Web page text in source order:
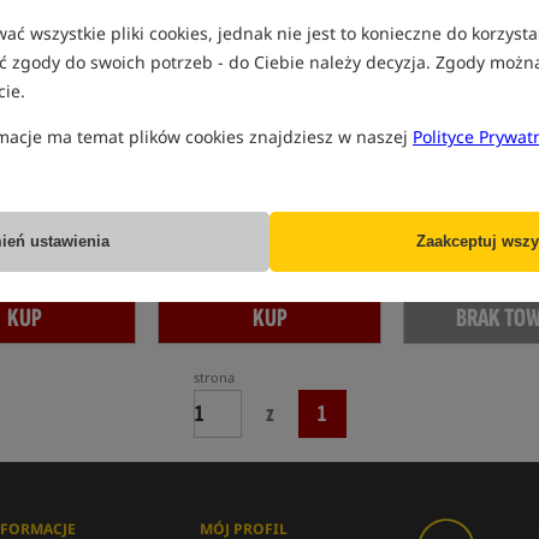
wszystkie pliki cookies, jednak nie jest to konieczne do
zgody do swoich potrzeb - do Ciebie należy decyzja. Zgody
ma temat plików cookies znajdziesz w naszej Polityce
ustawienia Zaakceptuj
Glove
0,42 pkt
KUP
Delphin WRAP Casting
Protect
19,99PLN
obniżką: 19.99
KUP
Nash Casting
55,99PLN
otrzymujesz0,50 pkt
BRAK
strona
z 1
MÓJ PROFIL